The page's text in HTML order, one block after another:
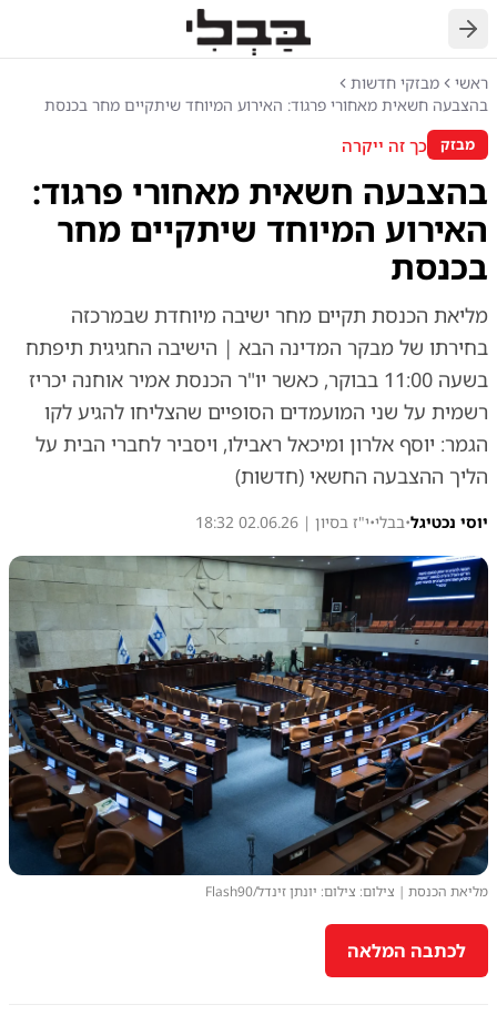
חזרה
ראשי
מבזקי חדשות
בהצבעה חשאית מאחורי פרגוד: האירוע המיוחד שיתקיים מחר בכנסת
מבזק כך זה ייקרה
בהצבעה חשאית מאחורי פרגוד:
האירוע המיוחד שיתקיים מחר
בכנסת
מליאת הכנסת תקיים מחר ישיבה מיוחדת שבמרכזה
בחירתו של מבקר המדינה הבא | הישיבה החגיגית תיפתח
בשעה 11:00 בבוקר, כאשר יו"ר הכנסת אמיר אוחנה יכריז
רשמית על שני המועמדים הסופיים שהצליחו להגיע לקו
הגמר: יוסף אלרון ומיכאל ראבילו, ויסביר לחברי הבית על
הליך ההצבעה החשאי (חדשות)
יוסי נכטיגל•בבלי•י"ז בסיון | 02.06.26 18:32
מליאת הכנסת | צילום: צילום: יונתן זינדל/Flash90
לכתבה המלאה